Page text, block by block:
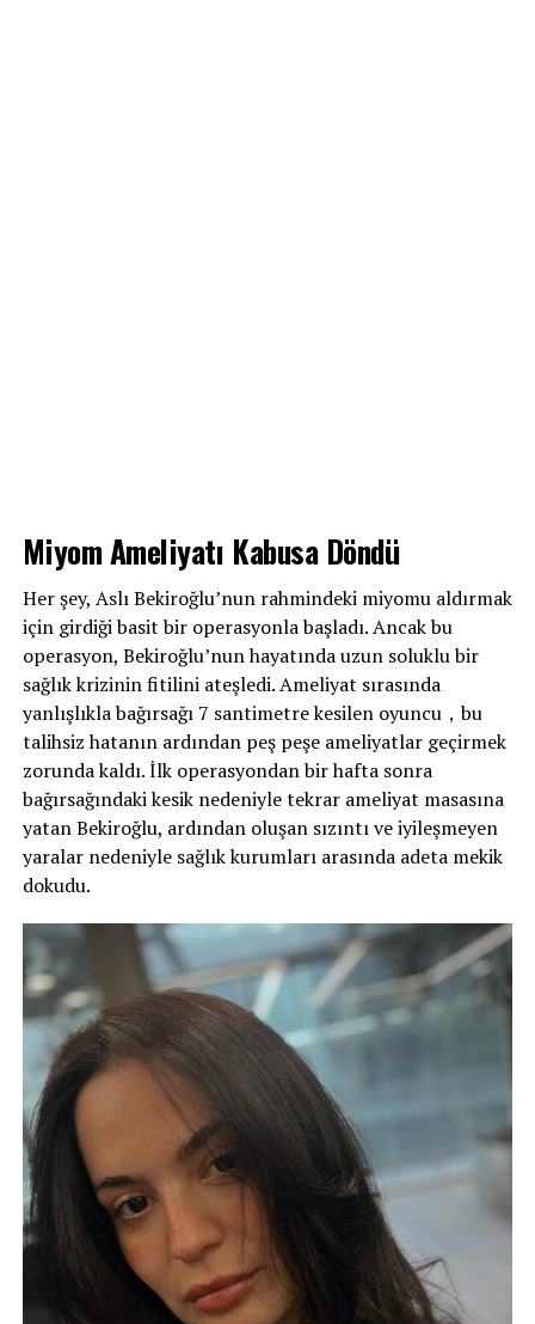
Tüm olanların ardından amcasıyla konuşan Kubat,
yaşadıklarından şüphelenirken; Cevdet, İpsiz için ipucu
bulduklarını söyledi. Hemen harekete geçen Kubat’ı
kaybetmek istemediğini ifade eden Şehrazat, ondan geri
döneceğine dair söz aldı.
Cemil’i bulmaya çalışırken; Kolsuz da Şehrazat’a kimseye
bir şey yapmadığını söyledi.
Kubat eve geldiğinde Şehrazat’ın söylediklerini
dinlemezken; gece Şirin ile dertleşti. Şehrazat, ertesi
sabah uyuyakalan ikiliyi yan yana görünce olay çıkarttı.
O sırada İpsiz Cemil de hem İsfendiyar’ın mekanını bastı
hem de Büyükbey’in himayesindeki dükkanları dağıttı.
Olanları öğrenen Büyükbey, öfkeden deliye dönerken;
Şehrazat da Cevdet’e gidip yardım istese de olumsuz
yanıt aldı.
Miyom Ameliyatı Kabusa Döndü
Her şey, Aslı Bekiroğlu’nun rahmindeki miyomu aldırmak
için girdiği basit bir operasyonla başladı. Ancak bu
operasyon, Bekiroğlu’nun hayatında uzun soluklu bir
sağlık krizinin fitilini ateşledi. Ameliyat sırasında
yanlışlıkla bağırsağı 7 santimetre kesilen oyuncu，bu
talihsiz hatanın ardından peş peşe ameliyatlar geçirmek
zorunda kaldı. İlk operasyondan bir hafta sonra
bağırsağındaki kesik nedeniyle tekrar ameliyat masasına
yatan Bekiroğlu, ardından oluşan sızıntı ve iyileşmeyen
yaralar nedeniyle sağlık kurumları arasında adeta mekik
dokudu.